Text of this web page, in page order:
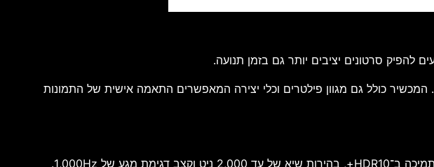
בנוסף ניתן לבצע צילום סימולטני באמצעות המצלמה הקדמית והאחורית באמצעות מצב Dual Capture. המכשיר כולל גם מגוון פילטרים וכלי יצירה המאפשרים התאמה אישית של התמונות